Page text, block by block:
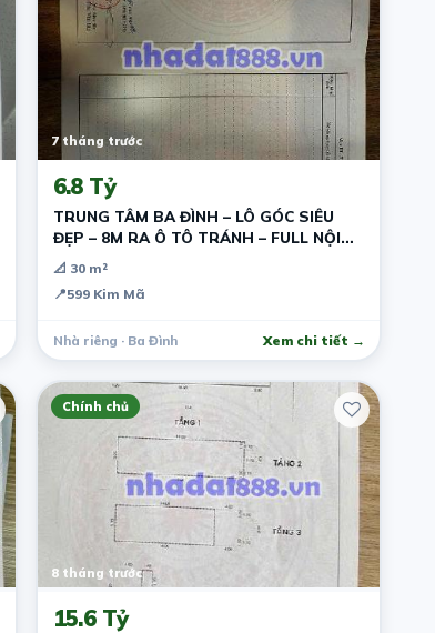
7 tháng trước
6.8 Tỷ
TRUNG TÂM BA ĐÌNH – LÔ GÓC SIÊU
ĐẸP – 8M RA Ô TÔ TRÁNH – FULL NỘI
THẤT – Ở LUÔN
📐 30 m²
📍599 Kim Mã
Nhà riêng · Ba Đình Xem chi tiết →
Chính chủ
8 tháng trước
15.6 Tỷ